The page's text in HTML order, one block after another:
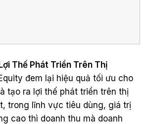
Thế Phát Triển Trên Thị
đem lại hiệu quả tối ưu cho
tạo ra lợi thế phát triển trên thị
trong lĩnh vực tiêu dùng, giá trị
cao thì doanh thu mà doanh